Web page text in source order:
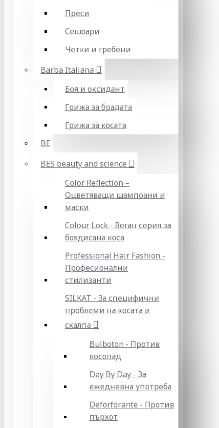
Преси
Сешоари
Четки и гребени
Barba Italiana
Боя и оксидант
Грижа за брадата
Грижа за косата
BE
BES beauty and science
Color Reflection –
Оцветяващи шампоани и
маски
Colour Lock - Веган серия за
боядисана коса
Professional Hair Fashion -
Професионални
стилизанти
SILKAT - За специфични
проблеми на косата и
скалпа
Bulboton - Против
косопад
Day By Day - За
ежедневна употреба
Deforforante - Против
пърхот